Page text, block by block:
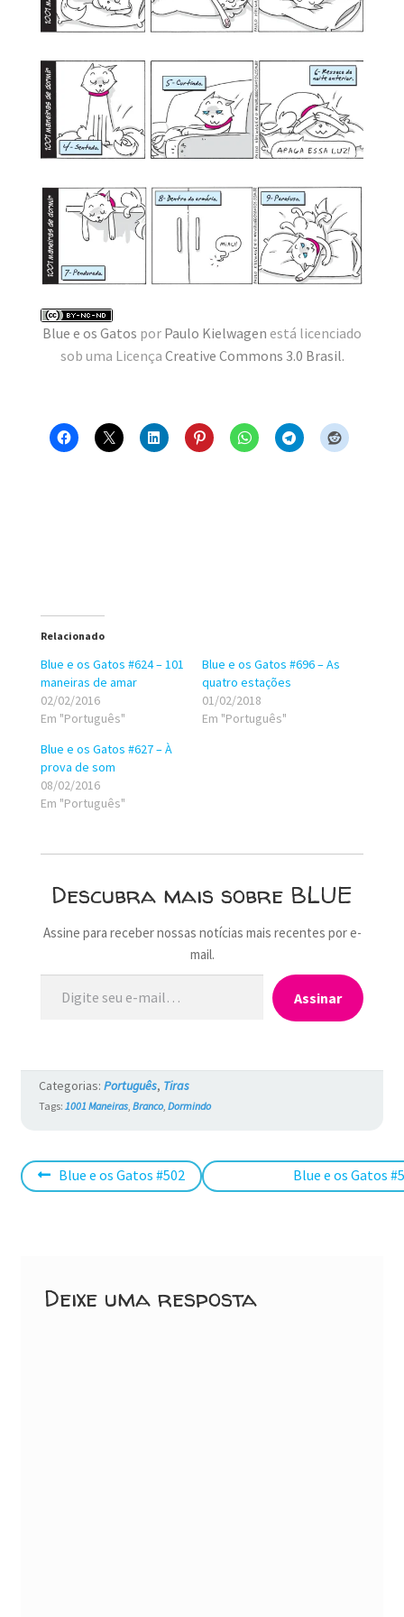
MINHA CONTA
CARRINHO
Search
Blue e os Gatos por Paulo Kielwagen está licenciado
sob uma Licença Creative Commons 3.0 Brasil.
Relacionado
Blue e os Gatos #624 – 101
maneiras de amar
02/02/2016
Em "Português"
Blue e os Gatos #696 – As
quatro estações
01/02/2018
Em "Português"
Blue e os Gatos #627 – À
prova de som
08/02/2016
Em "Português"
Descubra mais sobre BLUE
Assine para receber nossas notícias mais recentes por e-
mail.
Digite seu e-mail…
Assinar
Categorias: Português, Tiras
Tags: 1001 Maneiras, Branco, Dormindo
Navegação
Post
Blue e os Gatos #502
Próximo
Blue e os Gatos
Deixe uma resposta